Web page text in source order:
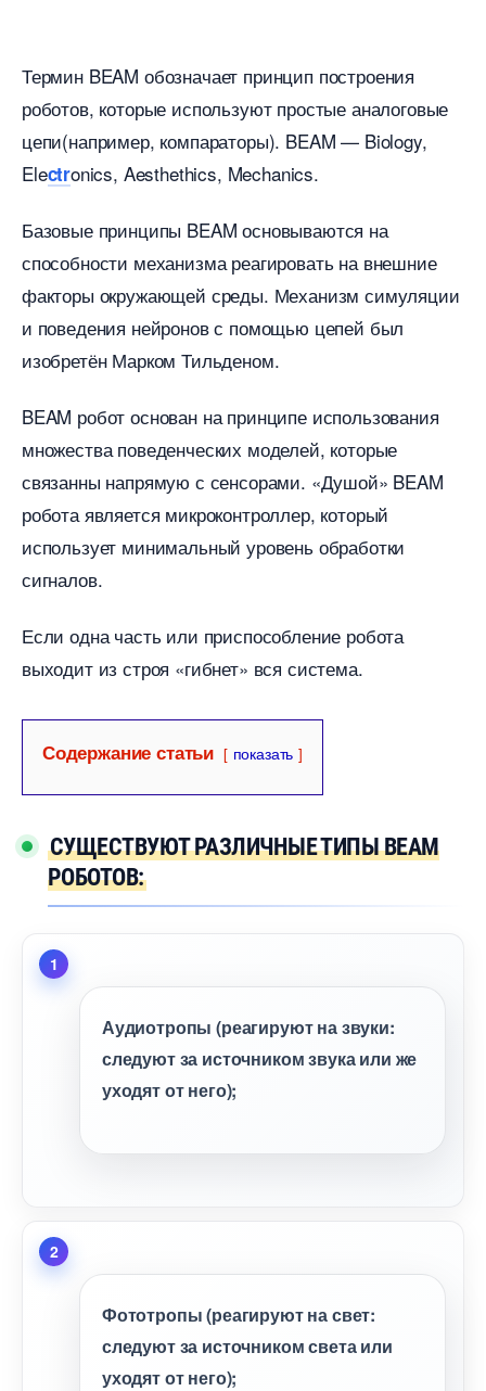
Термин BEAM обозначает принцип построения
роботов, которые используют простые аналоговые
цепи(например, компараторы). BEAM — Biology,
Electronics, Aesthethics, Mechanics.
Базовые принципы BEAM основываются на
способности механизма реагировать на внешние
факторы окружающей среды. Механизм симуляции
и поведения нейронов с помощью цепей был
изобретён Марком Тильденом.
BEAM робот основан на принципе использования
множества поведенческих моделей, которые
связанны напрямую с сенсорами. «Душой» BEAM
робота является микроконтроллер, который
использует минимальный уровень обработки
сигналов.
Если одна часть или приспособление робота
ыходит из строя «гибнет» вся система.
Содержание статьи показать
СУЩЕСТВУЮТ РАЗЛИЧНЫЕ ТИПЫ BEAM
РОБОТОВ:
Аудиотропы (реагируют на звуки:
следуют за источником звука или же
уходят от него);
Фототропы (реагируют на свет:
следуют за источником света или
уходят от него);